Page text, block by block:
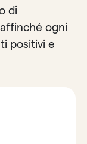
di
ogni
positivi e